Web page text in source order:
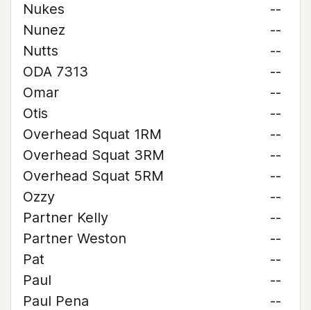
Nukes
--
Nunez
--
Nutts
--
ODA 7313
--
Omar
--
Otis
--
Overhead Squat 1RM
--
Overhead Squat 3RM
--
Overhead Squat 5RM
--
Ozzy
--
Partner Kelly
--
Partner Weston
--
Pat
--
Paul
--
Paul Pena
--